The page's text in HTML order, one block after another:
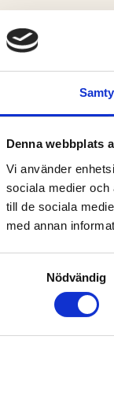
Denna webbplats
Vi använder
sociala medier och
till de sociala
med annan
Nödvändig
6000mm x
Strenx S700
3mm, Sidor